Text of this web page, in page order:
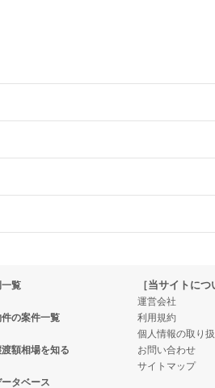
覧
の案件一覧
額相場を知る
タベース
［当サイトにつ
運営会社
利用規約
個人情報の取り
お問い合わせ
サイトマップ